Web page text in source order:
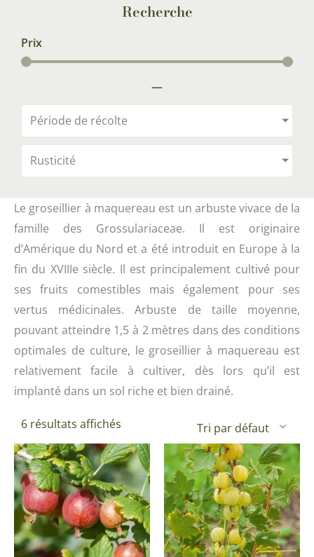
Recherche
Prix
—
Période de récolte
Rusticité
Le groseillier à maquereau est un arbuste vivace de la
famille des Grossulariaceae. Il est originaire
d’Amérique du Nord et a été introduit en Europe à la
fin du XVIIIe siècle. Il est principalement cultivé pour
ses fruits comestibles mais également pour ses
vertus médicinales. Arbuste de taille moyenne,
pouvant atteindre 1,5 à 2 mètres dans des conditions
optimales de culture, le groseillier à maquereau est
relativement facile à cultiver, dès lors qu’il est
implanté dans un sol riche et bien drainé.
6 résultats affichés